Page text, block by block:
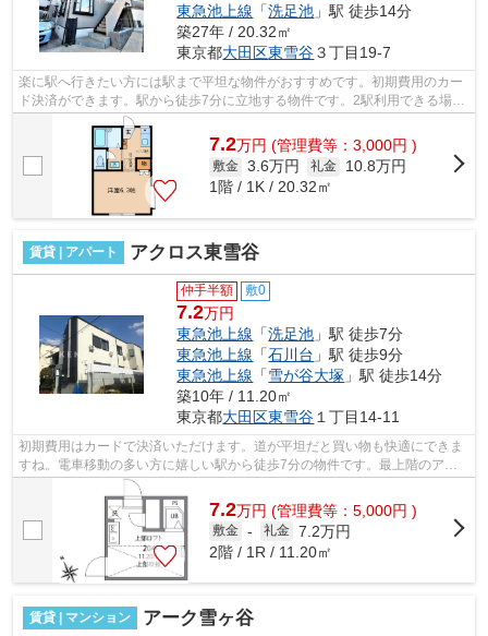
東急池上線 「洗足池 」駅 徒歩14分
築27年 / 20.32㎡
東京都大田区東雪谷３丁目19-7
楽に駅へ行きたい方には駅まで平坦な物件がおすすめです。初期費用のカー
ド決済ができます。駅から徒歩7分に立地する物件です。2駅利用できる場所
にあり、行き先に合わせて使い分けが...
7.2万円 (管理費等：3,000円 )
敷金 3.6万円 礼金
10.8万円
1階 / 1K / 20.32㎡
賃貸 | アパート アクロス東雪谷
仲手半額 敷0
7.2万円
東急池上線 「洗足池 」駅 徒歩7分
東急池上線 「石川台 」駅 徒歩9分
東急池上線 「雪が谷大塚 」駅 徒歩14分
築10年 / 11.20㎡
東京都大田区東雪谷１丁目14-11
初期費用はカードで決済いただけます。道が平坦だと買い物も快適にできま
すね。電車移動の多い方に嬉しい駅から徒歩7分の物件です。最上階のアパ
ートです。こちらの物件はアパートです...
7.2万円 (管理費等：5,000円 )
敷金 - 礼金 7.2万円
2階 / 1R / 11.20㎡
賃貸 | マンション アーク雪ヶ谷